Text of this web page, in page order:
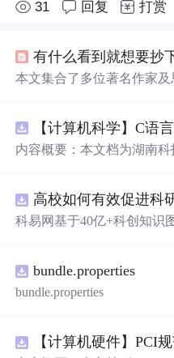
31 回复 打赏
有什么看到就想要抄
本文集合了多位著名作家
内容概要：本文档为湖南
循环）、数组、字符串处
等内容。题目形式为单项选
业学习C语言课程的学生，
化基础知识的初学者。; 使用场景及目标：①用于考前复
习，检验对C语言核心概
辑分析能力。; 阅读建议：建议结合教材和上机实践进行练
习，重点关注易错题和涉及
科易网基于40亿+科创知识
新领域的AI+数智化解决方
智能化发展。
bundle.properties
bundle.properties